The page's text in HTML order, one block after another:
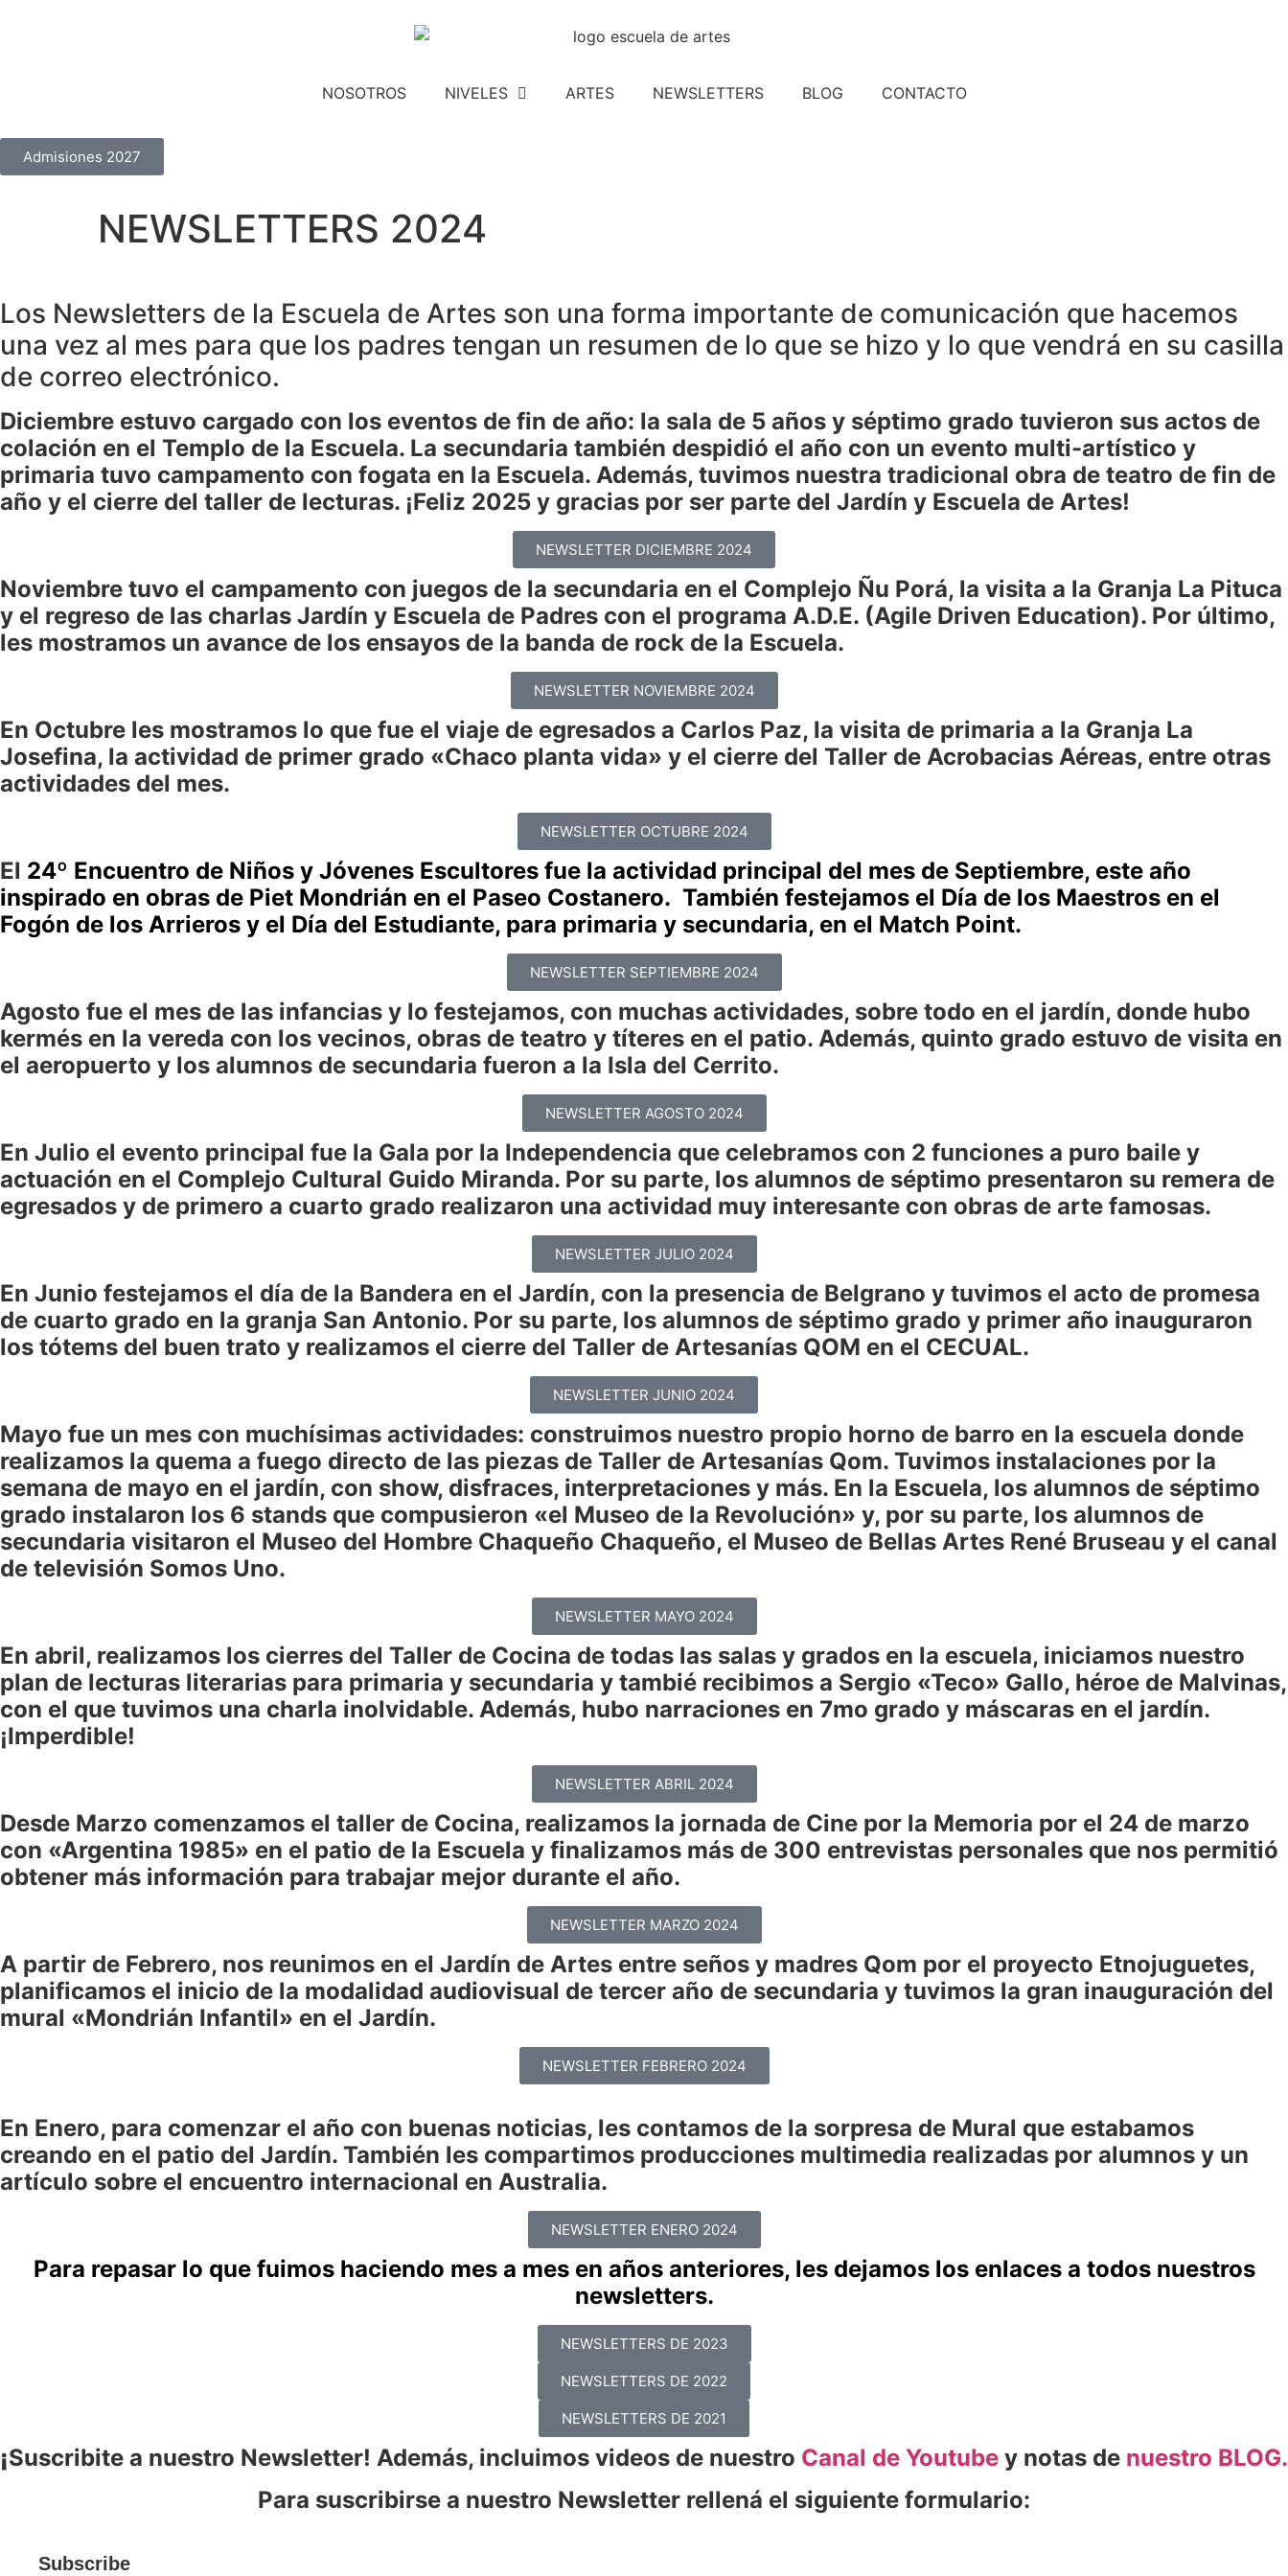
NOSOTROS NIVELES ARTES NEWSLETTERS BLOG CONTACTO
Admisiones 2027
NEWSLETTERS 2024
Los Newsletters de la Escuela de Artes son una forma importante de comunicación que hacemos
una vez al mes para que los padres tengan un resumen de lo que se hizo y lo que vendrá en su casilla
de correo electrónico.
Diciembre estuvo cargado con los eventos de fin de año: la sala de 5 años y séptimo grado tuvieron sus actos de
colación en el Templo de la Escuela. La secundaria también despidió el año con un evento multi-artístico y
primaria tuvo campamento con fogata en la Escuela. Además, tuvimos nuestra tradicional obra de teatro de fin de
año y el cierre del taller de lecturas. ¡Feliz 2025 y gracias por ser parte del Jardín y Escuela de Artes!
NEWSLETTER DICIEMBRE 2024
Noviembre tuvo el campamento con juegos de la secundaria en el Complejo Ñu Porá, la visita a la Granja La Pituca
y el regreso de las charlas Jardín y Escuela de Padres con el programa A.D.E. (Agile Driven Education). Por último,
les mostramos un avance de los ensayos de la banda de rock de la Escuela.
NEWSLETTER NOVIEMBRE 2024
En Octubre les mostramos lo que fue el viaje de egresados a Carlos Paz, la visita de primaria a la Granja La
Josefina, la actividad de primer grado «Chaco planta vida» y el cierre del Taller de Acrobacias Aéreas, entre otras
actividades del mes.
NEWSLETTER OCTUBRE 2024
El 24º Encuentro de Niños y Jóvenes Escultores fue la actividad principal del mes de Septiembre, este año
inspirado en obras de Piet Mondrián en el Paseo Costanero. También festejamos el Día de los Maestros en el
Fogón de los Arrieros y el Día del Estudiante, para primaria y secundaria, en el Match Point.
NEWSLETTER SEPTIEMBRE 2024
Agosto fue el mes de las infancias y lo festejamos, con muchas actividades, sobre todo en el jardín, donde hubo
kermés en la vereda con los vecinos, obras de teatro y títeres en el patio. Además, quinto grado estuvo de visita en
el aeropuerto y los alumnos de secundaria fueron a la Isla del Cerrito.
NEWSLETTER AGOSTO 2024
En Julio el evento principal fue la Gala por la Independencia que celebramos con 2 funciones a puro baile y
actuación en el Complejo Cultural Guido Miranda. Por su parte, los alumnos de séptimo presentaron su remera de
egresados y de primero a cuarto grado realizaron una actividad muy interesante con obras de arte famosas.
NEWSLETTER JULIO 2024
En Junio festejamos el día de la Bandera en el Jardín, con la presencia de Belgrano y tuvimos el acto de promesa
de cuarto grado en la granja San Antonio. Por su parte, los alumnos de séptimo grado y primer año inauguraron
los tótems del buen trato y realizamos el cierre del Taller de Artesanías QOM en el CECUAL.
NEWSLETTER JUNIO 2024
Mayo fue un mes con muchísimas actividades: construimos nuestro propio horno de barro en la escuela donde
realizamos la quema a fuego directo de las piezas de Taller de Artesanías Qom. Tuvimos instalaciones por la
semana de mayo en el jardín, con show, disfraces, interpretaciones y más. En la Escuela, los alumnos de séptimo
grado instalaron los 6 stands que compusieron «el Museo de la Revolución» y, por su parte, los alumnos de
secundaria visitaron el Museo del Hombre Chaqueño Chaqueño, el Museo de Bellas Artes René Bruseau y el canal
de televisión Somos Uno.
NEWSLETTER MAYO 2024
En abril, realizamos los cierres del Taller de Cocina de todas las salas y grados en la escuela, iniciamos nuestro
plan de lecturas literarias para primaria y secundaria y tambié recibimos a Sergio «Teco» Gallo, héroe de Malvinas,
con el que tuvimos una charla inolvidable. Además, hubo narraciones en 7mo grado y máscaras en el jardín.
¡Imperdible!
NEWSLETTER ABRIL 2024
Desde Marzo comenzamos el taller de Cocina, realizamos la jornada de Cine por la Memoria por el 24 de marzo
con «Argentina 1985» en el patio de la Escuela y finalizamos más de 300 entrevistas personales que nos permitió
obtener más información para trabajar mejor durante el año.
NEWSLETTER MARZO 2024
A partir de Febrero, nos reunimos en el Jardín de Artes entre seños y madres Qom por el proyecto Etnojuguetes,
planificamos el inicio de la modalidad audiovisual de tercer año de secundaria y tuvimos la gran inauguración del
mural «Mondrián Infantil» en el Jardín.
NEWSLETTER FEBRERO 2024
En Enero, para comenzar el año con buenas noticias, les contamos de la sorpresa de Mural que estabamos
creando en el patio del Jardín. También les compartimos producciones multimedia realizadas por alumnos y un
artículo sobre el encuentro internacional en Australia.
NEWSLETTER ENERO 2024
Para repasar lo que fuimos haciendo mes a mes en años anteriores, les dejamos los enlaces a todos nuestros
newsletters.
NEWSLETTERS DE 2023
NEWSLETTERS DE 2022
NEWSLETTERS DE 2021
¡Suscribite a nuestro Newsletter! Además, incluimos videos de nuestro Canal de Youtube y notas de nuestro BLOG.
Para suscribirse a nuestro Newsletter rellená el siguiente formulario:
Subscribe